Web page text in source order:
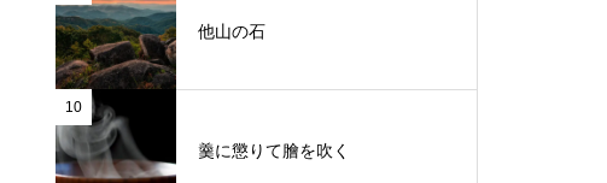
他山の石
10
羹に懲りて膾を吹く